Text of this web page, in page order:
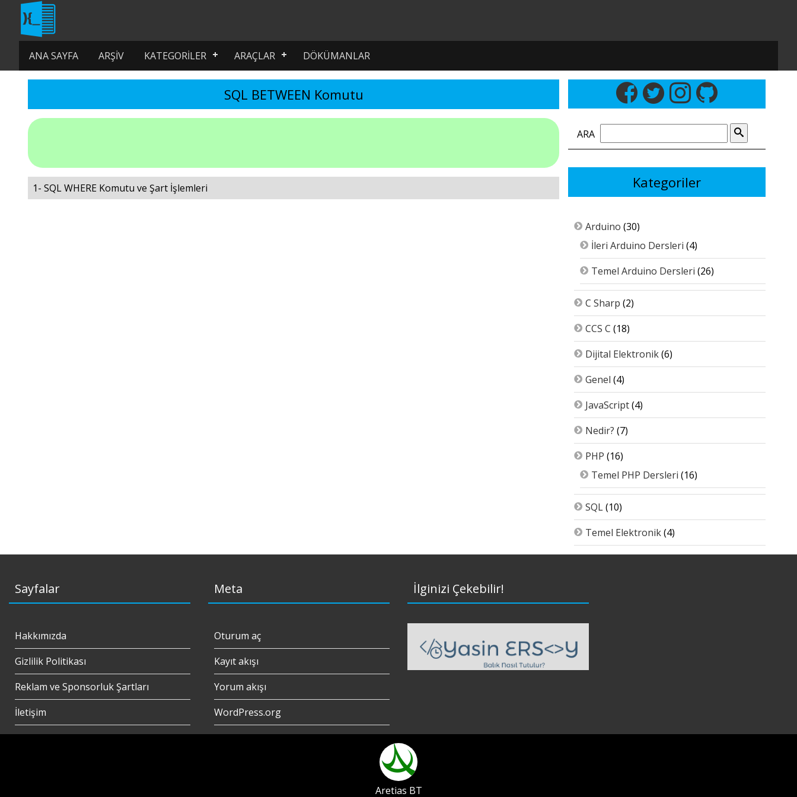
ANA SAYFA ARŞIV KATEGORILER ARAÇLAR DÖKÜMANLAR
SQL BETWEEN Komutu
1- SQL WHERE Komutu ve Şart İşlemleri
ARA
Kategoriler
Arduino (30)
İleri Arduino Dersleri (4)
Temel Arduino Dersleri (26)
C Sharp (2)
CCS C (18)
Dijital Elektronik(6)
Genel (4)
JavaScript(4)
Nedir? (7)
PHP (16)
Temel PHP Dersleri (16)
SQL(10)
Temel Elektronik(4)
Sayfalar
Hakkımızda
Gizlilik Politikası
Reklam ve Sponsorluk Şartları
İletişim
Meta
Oturum aç
Kayıt akışı
Yorum akışı
WordPress.org
İlginizi Çekebilir!
Aretias BT